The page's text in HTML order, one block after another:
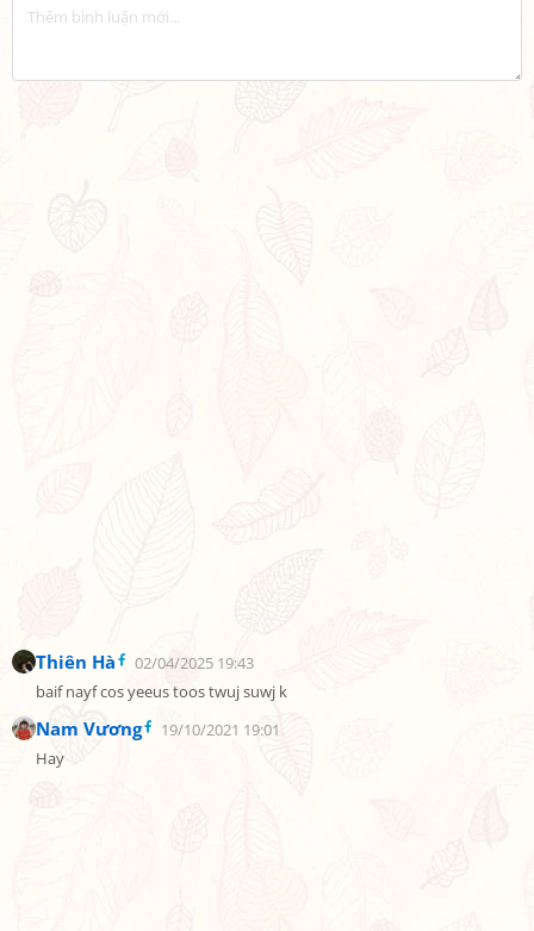
Thiên Hà
02/04/2025 19:43
baif nayf cos yeeus toos twuj suwj k
Nam Vương
19/10/2021 19:01
Hay